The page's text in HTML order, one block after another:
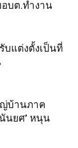
บต.ทำงาน
แต่งตั้งเป็นที่
บ้านภาค
นยศ’ หนุน